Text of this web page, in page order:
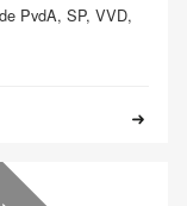
PvdA, SP, VVD,